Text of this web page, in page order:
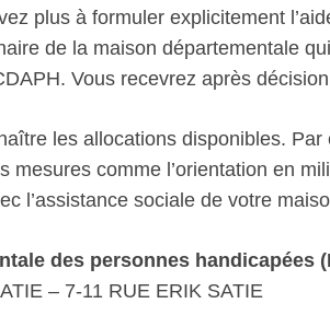
plus à formuler explicitement
de la maison départementale
Vous recevrez après
les allocations disponibles. Par
mesures comme l’orientation en
l’assistance sociale de votre
des personnes handicapées
– 7-11 RUE ERIK SATIE